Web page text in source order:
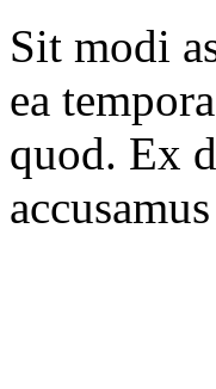
Sit modi
ea
quod. Ex